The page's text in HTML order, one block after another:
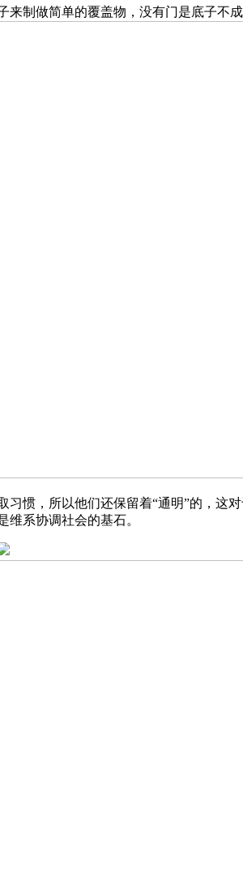
做简单的覆盖物，没有门是底子不
，所以他们还保留着“通明”的，这对
系协调社会的基石。